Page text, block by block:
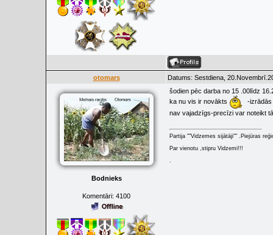
otomars Datums: Sestdiena,
Bodnieks
Komentāri: 4100
šodien pēc darba no 15 .00līdz
ka nu vis ir novākts
-
nav vajadzīgs-precīzi var noteikt
Partija ""Vidzemes sijātāji"" .Piejūras
Par vienotu ,stipru Vidzemi!!!
.